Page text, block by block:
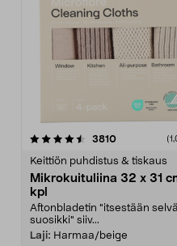
3810arvostelut
Keittiön puhdistus & tiskaus
Mikrokuituliina 32 x 31
kpl
Aftonbladetin "itsestään selvä
suosikki" siiv...
Laji: Harmaa/beige
4.5viidestä